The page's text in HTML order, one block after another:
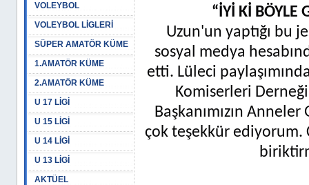
VOLEYBOL
VOLEYBOL LİGLERİ
SÜPER AMATÖR KÜME
1.AMATÖR KÜME
2.AMATÖR KÜME
U 17 LİGİ
U 15 LİGİ
U 14 LİGİ
U 13 LİGİ
AKTÜEL
“İYİ Kİ BÖYLE
Uzun'un yaptığı bu
sosyal medya
etti. Lüleci
Komiserleri
Başkanımızın
çok teşekkür ediyorum.